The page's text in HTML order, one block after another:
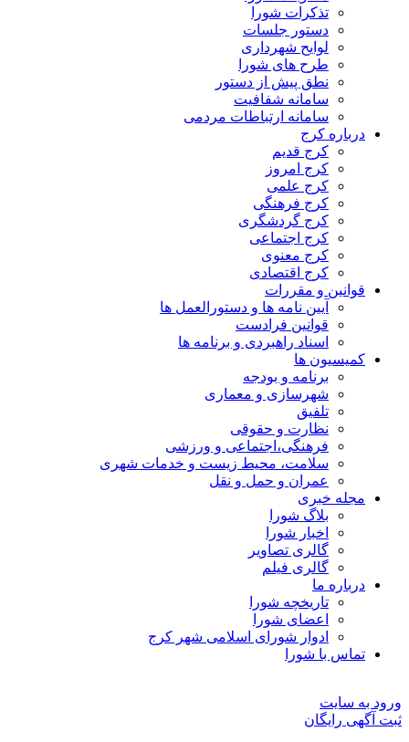
تذکرات شورا
دستور جلسات
لوایح شهرداری
طرح های شورا
نطق پیش از دستور
سامانه شفافیت
سامانه ارتباطات مردمی
درباره کرج
کرج قدیم
کرج امروز
کرج علمی
کرج فرهنگی
کرج گردشگری
کرج اجتماعی
کرج معنوی
کرج اقتصادی
قوانین و مقررات
آیین نامه ها و دستورالعمل ها
قوانین فرادست
اسناد راهبردی و برنامه ها
کمیسیون ها
برنامه و بودجه
شهرسازی و معماری
تلفیق
نظارت و حقوقی
فرهنگی،اجتماعی و ورزشی
سلامت، محیط زیست و خدمات شهری
عمران و حمل و نقل
مجله خبری
بلاگ شورا
اخبار شورا
گالری تصاویر
گالری فیلم
درباره ما
تاریخچه شورا
اعضای شورا
ادوار شورای اسلامی شهر کرج
تماس با شورا
ورود به سایت
ثبت آگهی رایگان